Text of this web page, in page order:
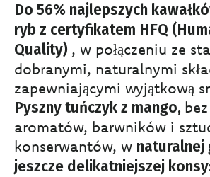
Do 56% najlepszych
ryb z certyfikatem HFQ
Quality) , w połączeniu ze
dobranymi, naturalnymi
zapewniającymi wyjątkową
Pyszny tuńczyk z mango,
aromatów, barwników i
konserwantów, w naturalnej
jeszcze delikatniejszej